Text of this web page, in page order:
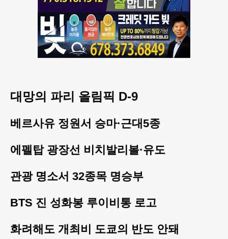
대망의 파리 올림픽 D-9
베르사유 정원서 승마·근대5종
에펠탑 광장선 비치발리볼·유도
관광 명소서 32종목 명승부
BTS 진 성화봉 루이비통 로고
화려해도 개최비 도쿄의 반도 안돼